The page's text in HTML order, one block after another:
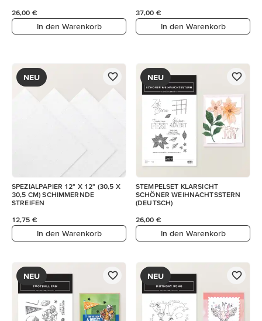
26,00 €
In den Warenkorb
37,00 €
In den Warenkorb
NEU
SPEZIALPAPIER 12" X 12" (30,5 X
30,5 CM) SCHIMMERNDE
STREIFEN
12,75 €
In den Warenkorb
NEU
STEMPELSET KLARSICHT
SCHÖNER WEIHNACHTSSTERN
(DEUTSCH)
26,00 €
In den Warenkorb
NEU NEU